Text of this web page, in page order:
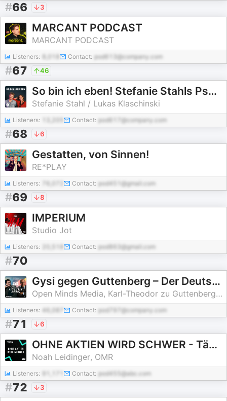
#66 3
MARCANT PODCAST
MARCANT PODCAST
Listeners: Contact: pod613@company.com
#67 46
So bin ich eben! Stefanie Stahls Psychologie-Podcast für alle "Normalgestörten"
Stefanie Stahl / Lukas Klaschinski
Listeners: Contact: pod617@company.com
#68 6
Gestatten, von Sinnen!
RE*PLAY
Listeners: Contact: pod451@gmail.com
#69 8
IMPERIUM
Studio Jot
Listeners: Contact: pod863@gmail.com
#70
Gysi gegen Guttenberg – Der Deutschland Podcast
Open Minds Media, Karl-Theodor zu Guttenberg & Gregor Gysi
Listeners: 46,087 Contact: pod797@company.com
#71 6
OHNE AKTIEN WIRD SCHWER - Tägliche Börsen-News
Noah Leidinger, OMR
Listeners: Contact: pod455@abc.com
#72 3